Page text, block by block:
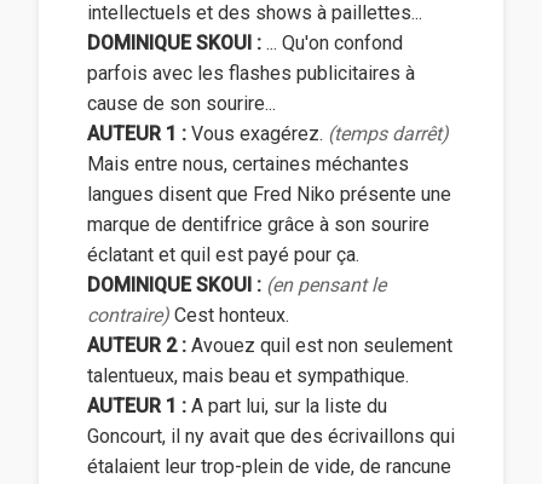
intellectuels et des shows à paillettes...
DOMINIQUE SKOUI : ... Qu'on confond
parfois avec les flashes publicitaires à
cause de son sourire...
AUTEUR 1 : Vous exagérez. (temps darrêt)
Mais entre nous, certaines méchantes
langues disent que Fred Niko présente une
marque de dentifrice grâce à son sourire
éclatant et quil est payé pour ça.
DOMINIQUE SKOUI : (en pensant le
contraire) Cest honteux.
AUTEUR 2 : Avouez quil est non seulement
talentueux, mais beau et sympathique.
AUTEUR 1 : A part lui, sur la liste du
Goncourt, il ny avait que des écrivaillons qui
étalaient leur trop-plein de vide, de rancune